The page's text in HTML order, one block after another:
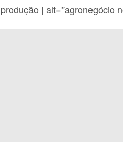
| alt=”agronegócio